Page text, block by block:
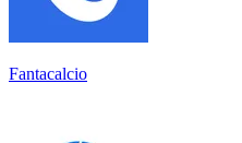
Fantacalcio